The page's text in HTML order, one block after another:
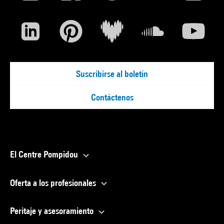
Suscribirse al boletín
Contáctenos
El Centre Pompidou
Oferta a los profesionales
Peritaje y asesoramiento